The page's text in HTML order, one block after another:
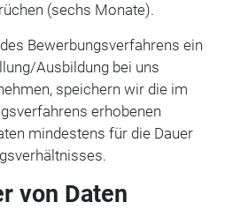
(sechs Monate).
Bewerbungsverfahrens ein
Ausbildung bei uns
speichern wir die im
erhobenen
mindestens für die Dauer
von Daten